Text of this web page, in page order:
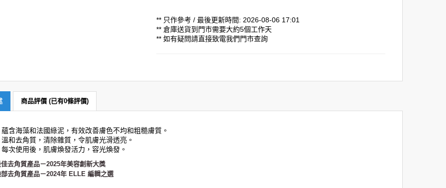
** 只作參考 / 最後更新時間: 2026-08-06 17:01
** 倉庫送貨到門市需要大約5個工作天
** 如有疑問請直接致電我們門市查詢
商品評價 (已有0條評價)
蘊含海藻和法國綠泥，有效改善膚色不均和粗糙膚質。
溫和去角質，清除雜質，令肌膚光滑透亮。
每次使用後，肌膚煥發活力，容光煥發。
去角質產品－2025年美容創新大獎
去角質產品－2024年 ELLE 編輯之選